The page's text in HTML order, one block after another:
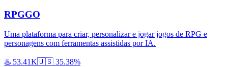
RPGGO
Uma plataforma para criar, personalizar e jogar jogos de RPG e
personagens com ferramentas assistidas por IA.
♨️ 53.41K🇺🇸 35.38%